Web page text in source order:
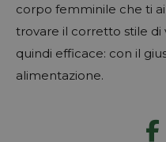
corpo femminile che ti
trovare il corretto stile di
quindi efficace: con il
alimentazione.